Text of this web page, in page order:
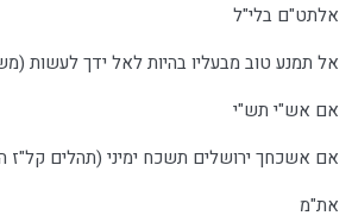
אלתט"ם בלי"ל
אל תמנע טוב מבעליו בהיות לאל ידך לעשות
אם אש"י תש"י
אם אשכחך ירושלים תשכח ימיני (תהלים קל"ז
את"מ